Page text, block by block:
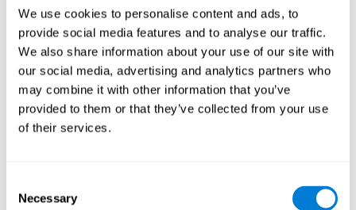
We use cookies to personalise content and ads, to
provide social media features and to analyse our traffic.
We also share information about your use of our site with
our social media, advertising and analytics partners who
may combine it with other information that you’ve
provided to them or that they’ve collected from your use
of their services.
Selection
Necessary
Design
Undesign aveugle et aléatoirea été appliqué pour cette étude.
Les particpants ont été répartis aléatoirement dans l'un des trois
groupes :
Entraînement cognitif informatisé (avec CogniFit).
Groupe de contrôle (avec des jeux vidéo)
conçues de façon à ce qu'elles ressemblent aux activités du